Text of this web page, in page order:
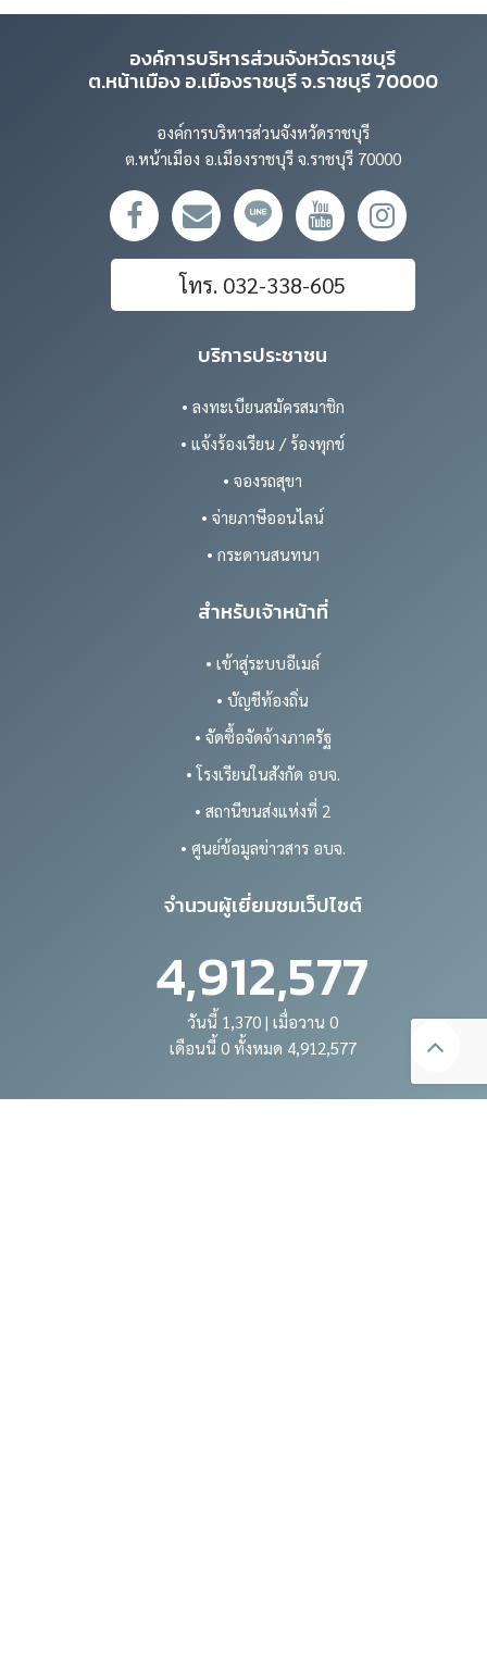
องค์การบริหารส่วนจังหวัดราชบุรี
ต.หน้าเมือง อ.เมืองราชบุรี จ.ราชบุรี 70000
องค์การบริหารส่วนจังหวัดราชบุรี
ต.หน้าเมือง อ.เมืองราชบุรี จ.ราชบุรี 70000
โทร. 032-338-605
บริการประชาชน
• ลงทะเบียนสมัครสมาชิก
• แจ้งร้องเรียน / ร้องทุกข์
• จองรถสุขา
• จ่ายภาษีออนไลน์
• กระดานสนทนา
สำหรับเจ้าหน้าที่
• เข้าสู่ระบบอีเมล์
• บัญชีท้องถิ่น
• จัดซื้อจัดจ้างภาครัฐ
• โรงเรียนในสังกัด อบจ.
• สถานีขนส่งแห่งที่ 2
• ศูนย์ข้อมูลข่าวสาร อบจ.
จำนวนผู้เยี่ยมชมเว็ปไซต์
4,912,577
วันนี้ 1,370 | เมื่อวาน 0
เดือนนี้ 0 ทั้งหมด 4,912,577